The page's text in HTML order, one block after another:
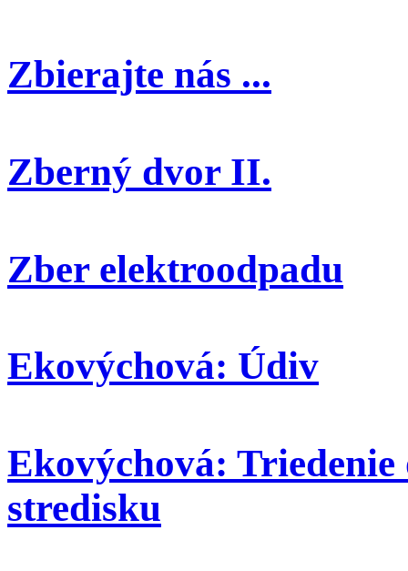
Zbierajte nás ...
Zberný dvor II.
Zber elektroodpadu
Ekovýchová: Údiv
Ekovýchová:
stredisku